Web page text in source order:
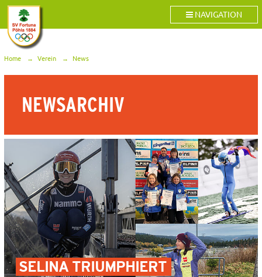
NAVIGATION
Home Verein News
NEWSARCHIV
SELINA TRIUMPHIERT